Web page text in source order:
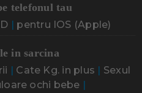
telefonul tau
| pentru IOS (Apple)
in sarcina
| Cate Kg. in plus | Sexul
ochi bebe |